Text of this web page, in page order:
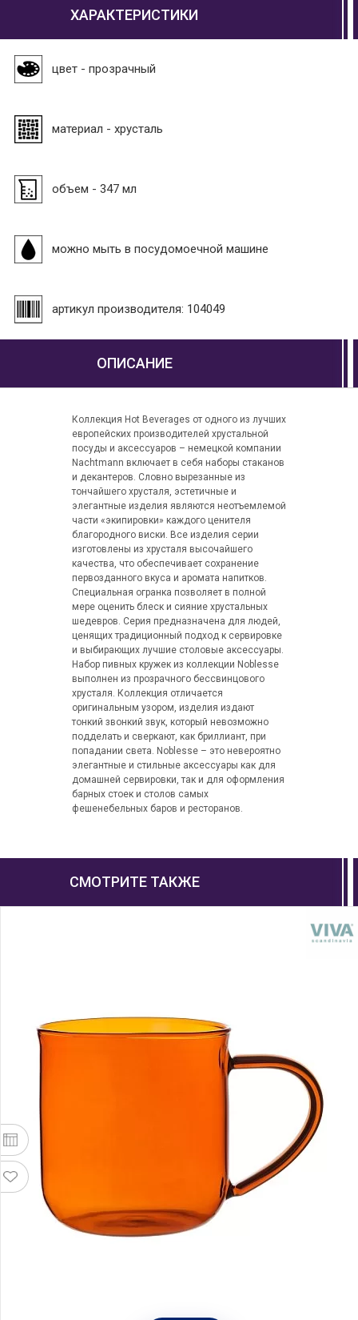
ХАРАКТЕРИСТИКИ
цвет - прозрачный
материал - хрусталь
объем - 347 мл
можно мыть в посудомоечной машине
артикул производителя: 104049
ОПИСАНИЕ
Коллекция Hot Beverages от одного из лучших
европейских производителей хрустальной
посуды и аксессуаров – немецкой компании
Nachtmann включает в себя наборы стаканов
и декантеров. Словно вырезанные из
тончайшего хрусталя, эстетичные и
элегантные изделия являются неотъемлемой
части «экипировки» каждого ценителя
благородного виски. Все изделия серии
изготовлены из хрусталя высочайшего
качества, что обеспечивает сохранение
первозданного вкуса и аромата напитков.
Специальная огранка позволяет в полной
мере оценить блеск и сияние хрустальных
шедевров. Серия предназначена для людей,
ценящих традиционный подход к сервировке
и выбирающих лучшие столовые аксессуары.
Набор пивных кружек из коллекции Noblesse
выполнен из прозрачного бессвинцового
хрусталя. Коллекция отличается
оригинальным узором, изделия издают
тонкий звонкий звук, который невозможно
подделать и сверкают, как бриллиант, при
попадании света. Noblesse – это невероятно
элегантные и стильные аксессуары как для
домашней сервировки, так и для оформления
барных стоек и столов самых
фешенебельных баров и ресторанов.
СМОТРИТЕ ТАКЖЕ